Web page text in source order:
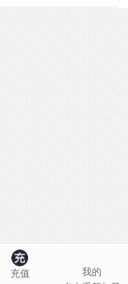
充值
我的